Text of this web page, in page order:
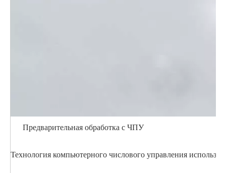
Предварительная обработка с ЧПУ
Технология компьютерного числового управления